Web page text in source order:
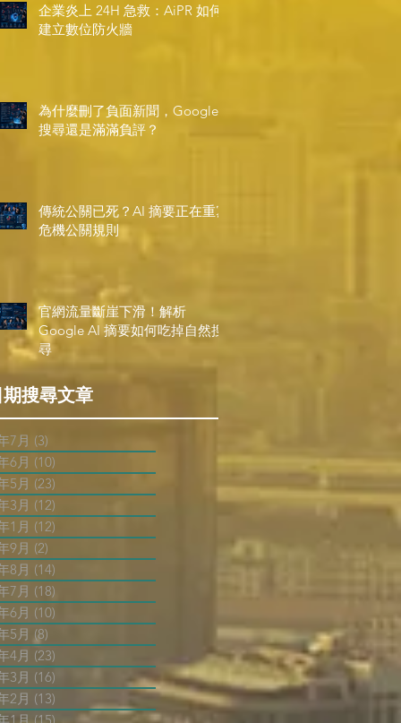
企業炎上 24H 急救：AiPR 如何
建立數位防火牆
為什麼刪了負面新聞，Google
搜尋還是滿滿負評？
傳統公關已死？AI 摘要正在重寫
危機公關規則
官網流量斷崖下滑！解析
Google AI 摘要如何吃掉自然搜
尋
搜尋文章
7月 (3)
6月 (10)
5月 (23)
3月 (12)
1月 (12)
9月 (2)
8月 (14)
7月 (18)
6月 (10)
5月 (8)
4月 (23)
3月 (16)
2月 (13)